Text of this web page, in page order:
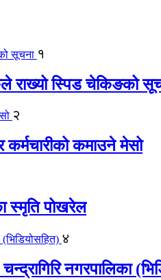
१
राख्यो स्पिड चेकिङको
२
कर्मचारीको कमाउने मेसो
स्‍मृति पोखरेल
४
नगरपालिका